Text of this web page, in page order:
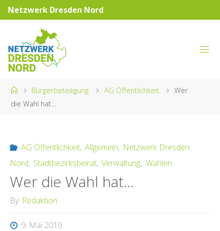
Skip
to
Netzwerk Dresden Nord
HomeBürgerbeteiligung AG Öffentlichkeit
Wer
die Wahl hat…
AG Öffentlichkeit, Allgemein, Netzwerk Dresden
Nord, Stadtbezirksbeirat, Verwaltung, Wahlen
Wer die Wahl hat…
By Redaktion
9. Mai 2019